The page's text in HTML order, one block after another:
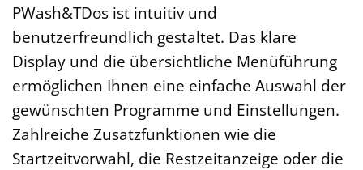
PWash&TDos ist intuitiv und
benutzerfreundlich gestaltet. Das klare
Display und die übersichtliche Menüführung
ermöglichen Ihnen eine einfache Auswahl der
gewünschten Programme und Einstellungen.
Zahlreiche Zusatzfunktionen wie die
Startzeitvorwahl, die Restzeitanzeige oder die